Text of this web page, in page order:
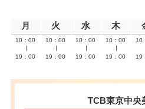
月 火 水 木
10：00
19：00
10：00
19：00
10：00
19：00
10：00
19：00
10
19
TCB東京中央